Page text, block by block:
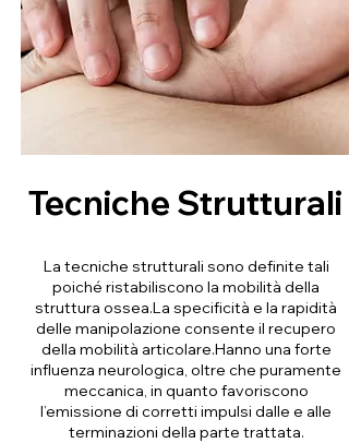
Tecniche Strutturali
La tecniche strutturali sono definite tali
poiché ristabiliscono la mobilità della
struttura ossea.La specificità e la rapidità
delle manipolazione consente il recupero
della mobilità articolare.Hanno una forte
influenza neurologica, oltre che puramente
meccanica, in quanto favoriscono
l’emissione di corretti impulsi dalle e alle
terminazioni della parte trattata.